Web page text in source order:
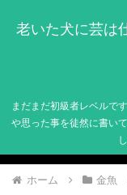
老いた犬に芸は
まだまだ初級者レベルで
や思った事を徒然に書
ホーム 金魚